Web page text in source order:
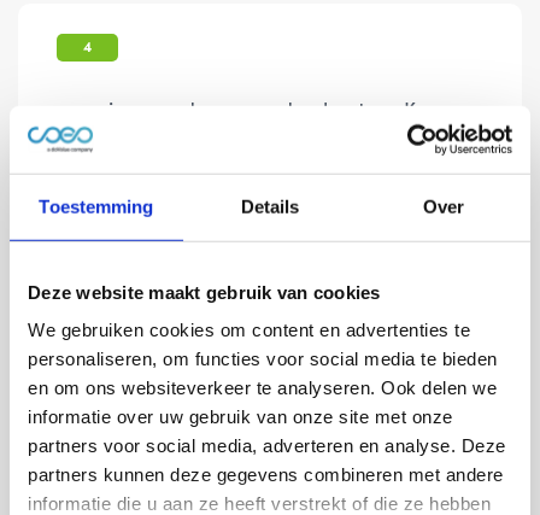
Toestemming Details Over
Deze website maakt gebruik van cookies
We gebruiken cookies om content en advertenties te
personaliseren, om functies voor social media te bieden
en om ons websiteverkeer te analyseren. Ook delen we
informatie over uw gebruik van onze site met onze
partners voor social media, adverteren en analyse. Deze
partners kunnen deze gegevens combineren met andere
informatie die u aan ze heeft verstrekt of die ze hebben
4
coeo is geen deurwaarderskantoor. Kunnen
jullie wel het executietraject uitvoeren?
Antwoord
5
Ik heb een positief vonnis behaald, hoe
houdt coeo Incasso mij op de hoogte van
het executietraject?